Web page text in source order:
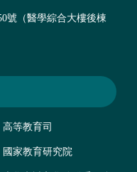
號（醫學綜合大樓後棟
高等教育司
國家教育研究院